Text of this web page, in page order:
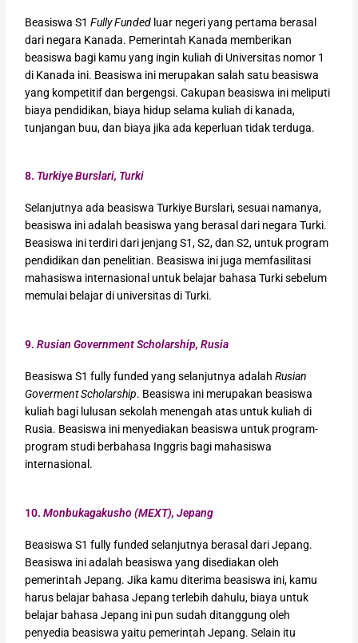
Beasiswa S1Fully Funded luar negeri yang pertama berasal
dari negara Kanada. Pemerintah Kanada memberikan
beasiswa bagi kamu yang ingin kuliah di Universitas nomor 1
di Kanada ini. Beasiswa ini merupakan salah satu beasiswa
yang kompetitif dan bergengsi. Cakupan beasiswa ini meliputi
biaya pendidikan, biaya hidup selama kuliah di kanada,
tunjangan buu, dan biaya jika ada keperluan tidak terduga.
8. Turkiye Burslari, Turki
Selanjutnya ada beasiswa Turkiye Burslari, sesuai namanya,
beasiswa ini adalah beasiswa yang berasal dari negara Turki.
Beasiswa ini terdiri dari jenjang S1, S2, dan S2, untuk program
pendidikan dan penelitian. Beasiswa ini juga memfasilitasi
mahasiswa internasional untuk belajar bahasa Turki sebelum
memulai belajar di universitas di Turki.
9.Rusian Government Scholarship, Rusia
Beasiswa S1 fully funded yang selanjutnya adalahRusian
Goverment Scholarship. Beasiswa ini merupakan beasiswa
kuliah bagi lulusan sekolah menengah atas untuk kuliah di
Rusia. Beasiswa ini menyediakan beasiswa untuk program-
program studi berbahasa Inggris bagi mahasiswa
internasional.
10.Monbukagakusho (MEXT), Jepang
Beasiswa S1 fully funded selanjutnya berasal dari Jepang.
Beasiswa ini adalah beasiswa yang disediakan oleh
pemerintah Jepang. Jika kamu diterima beasiswa ini, kamu
harus belajar bahasa Jepang terlebih dahulu, biaya untuk
belajar bahasa Jepang ini pun sudah ditanggung oleh
penyedia beasiswa yaitu pemerintah Jepang. Selain itu